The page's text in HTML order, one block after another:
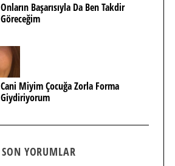
Onların Başarısıyla Da Ben Takdir
Göreceğim
Cani Miyim Çocuğa Zorla Forma
Giydiriyorum
SON YORUMLAR